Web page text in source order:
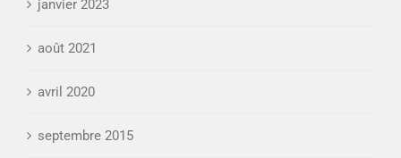
janvier 2023
août 2021
avril 2020
septembre 2015